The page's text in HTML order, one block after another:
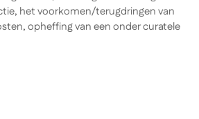
het voorkomen/terugdringen van
opheffing van een onder curatele